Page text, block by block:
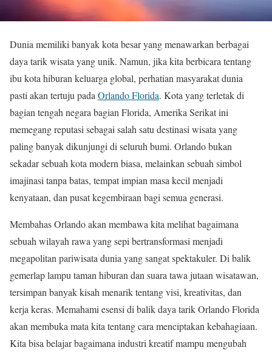
Dunia memiliki banyak kota besar yang menawarkan berbagai
daya tarik wisata yang unik. Namun, jika kita berbicara tentang
ibu kota hiburan keluarga global, perhatian masyarakat dunia
pasti akan tertuju pada Orlando Florida. Kota yang terletak di
bagian tengah negara bagian Florida, Amerika Serikat ini
memegang reputasi sebagai salah satu destinasi wisata yang
paling banyak dikunjungi di seluruh bumi. Orlando bukan
sekadar sebuah kota modern biasa, melainkan sebuah simbol
imajinasi tanpa batas, tempat impian masa kecil menjadi
kenyataan, dan pusat kegembiraan bagi semua generasi.
Membahas Orlando akan membawa kita melihat bagaimana
sebuah wilayah rawa yang sepi bertransformasi menjadi
megapolitan pariwisata dunia yang sangat spektakuler. Di balik
gemerlap lampu taman hiburan dan suara tawa jutaan wisatawan,
tersimpan banyak kisah menarik tentang visi, kreativitas, dan
kerja keras. Memahami esensi di balik daya tarik Orlando Florida
akan membuka mata kita tentang cara menciptakan kebahagiaan.
Kita bisa belajar bagaimana industri kreatif mampu mengubah